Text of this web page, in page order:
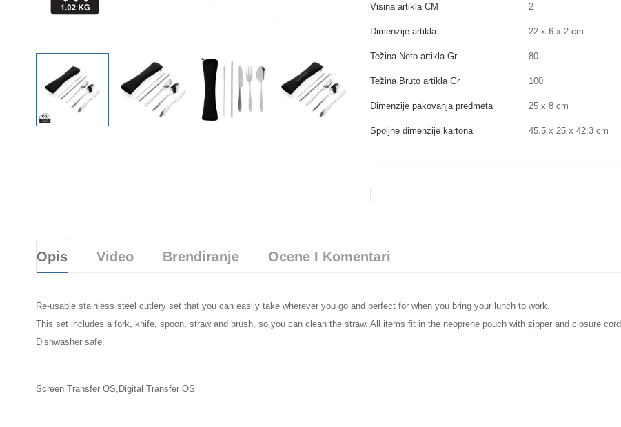
Visina artikla CM 2
Dimenzije artikla 22 x 6 x 2 cm
Težina Neto artikla Gr 80
Težina Bruto artikla Gr 100
Dimenzije pakovanja predmeta 25 x 8 cm
Spoljne dimenzije kartona 45.5 x 25 x 42.3 cm
Opis Video Brendiranje Ocene I Komentari
Re-usable stainless steel cutlery set that you can easily take wherever you go and perfect for when you bring your lunch to work.
This set includes a fork, knife, spoon, straw and brush, so you can clean the straw. All items fit in the neoprene pouch with zipper and closure cord.
Dishwasher safe.
Screen Transfer OS,Digital Transfer OS